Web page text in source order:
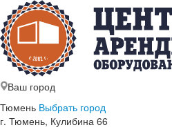
Ваш город
Тюмень Выбрать город
г. Тюмень, Кулибина 66